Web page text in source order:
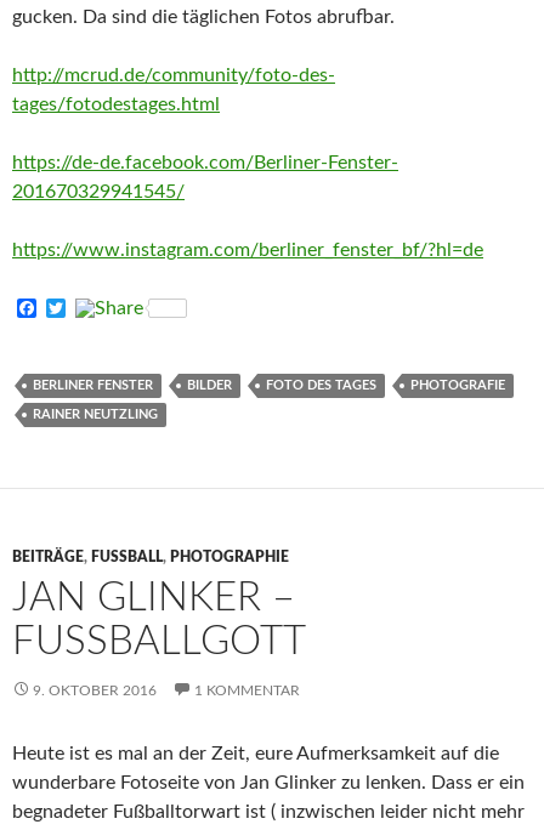
gucken. Da sind die täglichen Fotos abrufbar.
http://mcrud.de/community/foto-des-
tages/fotodestages.html
https://de-de.facebook.com/Berliner-Fenster-
201670329941545/
https://www.instagram.com/berliner_fenster_bf/?hl=de
F
b
o
o
t
e
r
BERLINER FENSTER BILDER FOTO DES TAGES PHOTOGRAFIE
RAINER NEUTZLING
BEITRÄGE, FUSSBALL , PHOTOGRAPHIE
JAN GLINKER –
FUSSBALLGOTT
9. OKTOBER 2016 1 KOMMENTAR
Heute ist es mal an der Zeit, eure Aufmerksamkeit auf die
wunderbare Fotoseite von Jan Glinker zu lenken. Dass er ein
begnadeter Fußballtorwart ist ( inzwischen leider nicht mehr